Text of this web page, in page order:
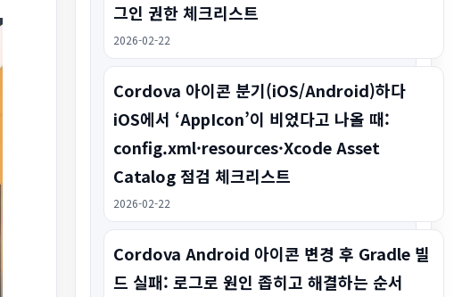
그인 권한 체크리스트
2026-02-22
Cordova 아이콘 분기(iOS/Android)하다
iOS에서 ‘AppIcon’이 비었다고 나올 때:
config.xml·resources·Xcode Asset
Catalog 점검 체크리스트
2026-02-22
Cordova Android 아이콘 변경 후 Gradle 빌
드 실패: 로그로 원인 좁히고 해결하는 순서